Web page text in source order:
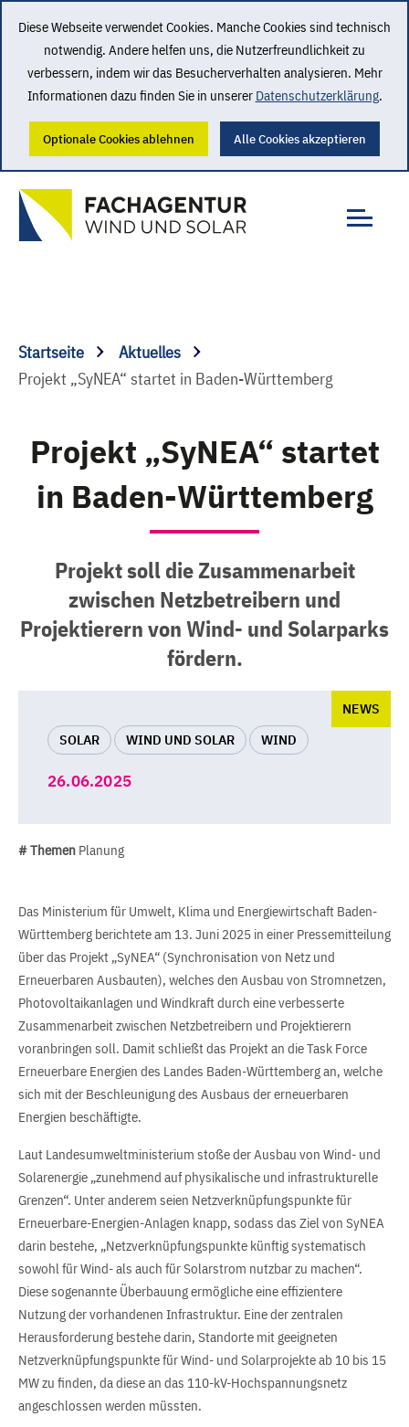
Diese Webseite verwendet Cookies. Manche Cookies sind technisch
notwendig. Andere helfen uns, die Nutzerfreundlichkeit zu
verbessern, indem wir das Besucherverhalten analysieren. Mehr
Informationen dazu finden Sie in unserer Datenschutzerklärung.
Optionale Cookies ablehnen Alle Cookies akzeptieren
Startseite
Aktuelles
Projekt „SyNEA“ startet in Baden-Württemberg
Projekt „SyNEA“ startet
in Baden-Württemberg
Projekt soll die Zusammenarbeit
zwischen Netzbetreibern und
Projektierern von Wind- und Solarparks
fördern.
SOLAR WIND UND SOLAR WIND
NEWS
26.06.2025
# Themen Planung
Das Ministerium für Umwelt, Klima und Energiewirtschaft Baden-
Württemberg berichtete am 13. Juni 2025 in einer Pressemitteilung
über das Projekt „SyNEA“ (Synchronisation von Netz und
Erneuerbaren Ausbauten), welches den Ausbau von Stromnetzen,
Photovoltaikanlagen und Windkraft durch eine verbesserte
Zusammenarbeit zwischen Netzbetreibern und Projektierern
voranbringen soll. Damit schließt das Projekt an die Task Force
Erneuerbare Energien des Landes Baden-Württemberg an, welche
sich mit der Beschleunigung des Ausbaus der erneuerbaren
Energien beschäftigte.
Laut Landesumweltministerium stoße der Ausbau von Wind- und
Solarenergie „zunehmend auf physikalische und infrastrukturelle
Grenzen“. Unter anderem seien Netzverknüpfungspunkte für
Erneuerbare-Energien-Anlagen knapp, sodass das Ziel von SyNEA
darin bestehe, „Netzverknüpfungspunkte künftig systematisch
sowohl für Wind- als auch für Solarstrom nutzbar zu machen“.
Diese sogenannte Überbauung ermögliche eine effizientere
Nutzung der vorhandenen Infrastruktur. Eine der zentralen
Herausforderung bestehe darin, Standorte mit geeigneten
Netzverknüpfungspunkte für Wind- und Solarprojekte ab 10 bis 15
MW zu finden, da diese an das 110-kV-Hochspannungsnetz
angeschlossen werden müssten.